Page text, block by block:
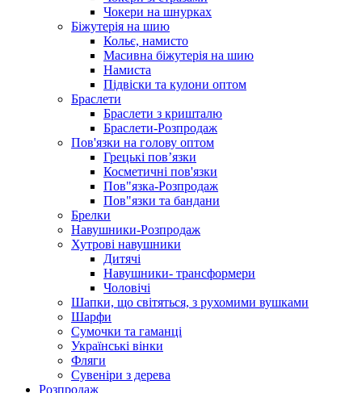
Чокери на шнурках
Біжутерія на шию
Кольє, намисто
Масивна біжутерія на шию
Намиста
Підвіски та кулони оптом
Браслети
Браслети з кришталю
Браслети-Розпродаж
Пов'язки на голову оптом
Грецькі пов’язки
Косметичні пов'язки
Пов"язка-Розпродаж
Пов"язки та бандани
Брелки
Навушники-Розпродаж
Хутрові навушники
Дитячі
Навушники- трансформери
Чоловічі
Шапки, що світяться, з рухомими вушками
Шарфи
Сумочки та гаманці
Українські вінки
Фляги
Сувеніри з дерева
Розпродаж